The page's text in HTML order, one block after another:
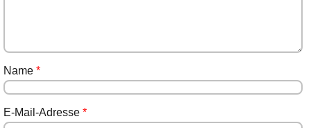
Name *
E-Mail-Adresse *